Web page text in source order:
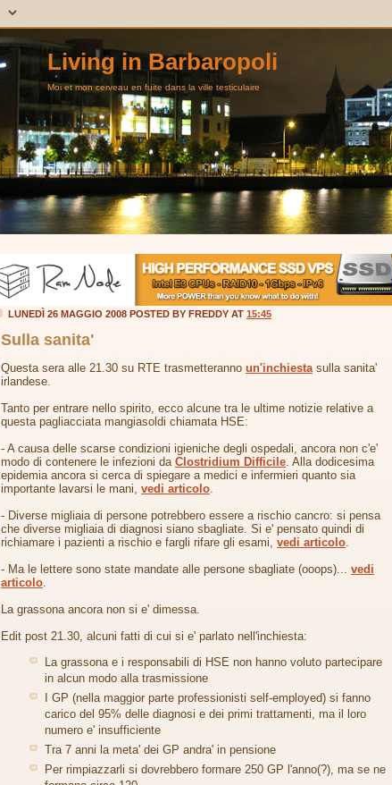
Living in Barbaropoli
Moi et mon cerveau en fuite dans la ville testiculaire
LUNEDÌ 26 MAGGIO 2008 POSTED BY FREDDY AT 15:45
Sulla sanita'
Questa sera alle 21.30 su RTE trasmetteranno un'inchiestasulla sanita'
irlandese.
Tanto per entrare nello spirito, ecco alcune tra le ultime notizie relative a
questa pagliacciata mangiasoldi chiamata HSE:
- A causa delle scarse condizioni igieniche degli ospedali, ancora non c'e'
modo di contenere le infezioni da Clostridium Difficile. Alla dodicesima
epidemia ancora si cerca di spiegare a medici e infermieri quanto sia
importante lavarsi le mani, vedi articolo.
- Diverse migliaia di persone potrebbero essere a rischio cancro: si pensa
che diverse migliaia di diagnosi siano sbagliate. Si e' pensato quindi di
richiamare i pazienti a rischio e fargli rifare gli esami, vedi articolo.
- Ma le lettere sono state mandate alle persone sbagliate (ooops)... vedi
articolo.
La grassona ancora non si e' dimessa.
Edit post 21.30, alcuni fatti di cui si e' parlato nell'inchiesta:
La grassona e i responsabili di HSE non hanno voluto partecipare
in alcun modo alla trasmissione
I GP (nella maggior parte professionisti self-employed) si fanno
carico del 95% delle diagnosi e dei primi trattamenti, ma il loro
numero e' insufficiente
Tra 7 anni la meta' dei GP andra' in pensione
Per rimpiazzarli si dovrebbero formare 250 GP l'anno(?), ma se ne